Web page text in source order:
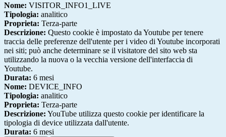
Nome: VISITOR_INFO1_LIVE
Tipologia: analitico
Proprieta: Terza-parte
Descrizione: Questo cookie è impostato da Youtube per tenere
traccia delle preferenze dell'utente per i video di Youtube incorporati
nei siti; può anche determinare se il visitatore del sito web sta
utilizzando la nuova o la vecchia versione dell'interfaccia di
Youtube.
Durata: 6 mesi
Nome: DEVICE_INFO
Tipologia: analitico
Proprieta: Terza-parte
Descrizione: YouTube utilizza questo cookie per identificare la
tipologia di device utilizzata dall'utente.
Durata: 6 mesi